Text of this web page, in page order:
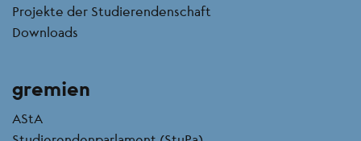
Projekte der Studierendenschaft
Downloads
gremien
AStA